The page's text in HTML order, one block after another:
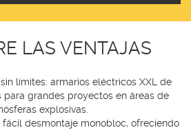
LAS VENTAJAS
límites: armarios eléctricos XXL de
para grandes proyectos en áreas de
explosivas.
fácil desmontaje monobloc, ofreciendo